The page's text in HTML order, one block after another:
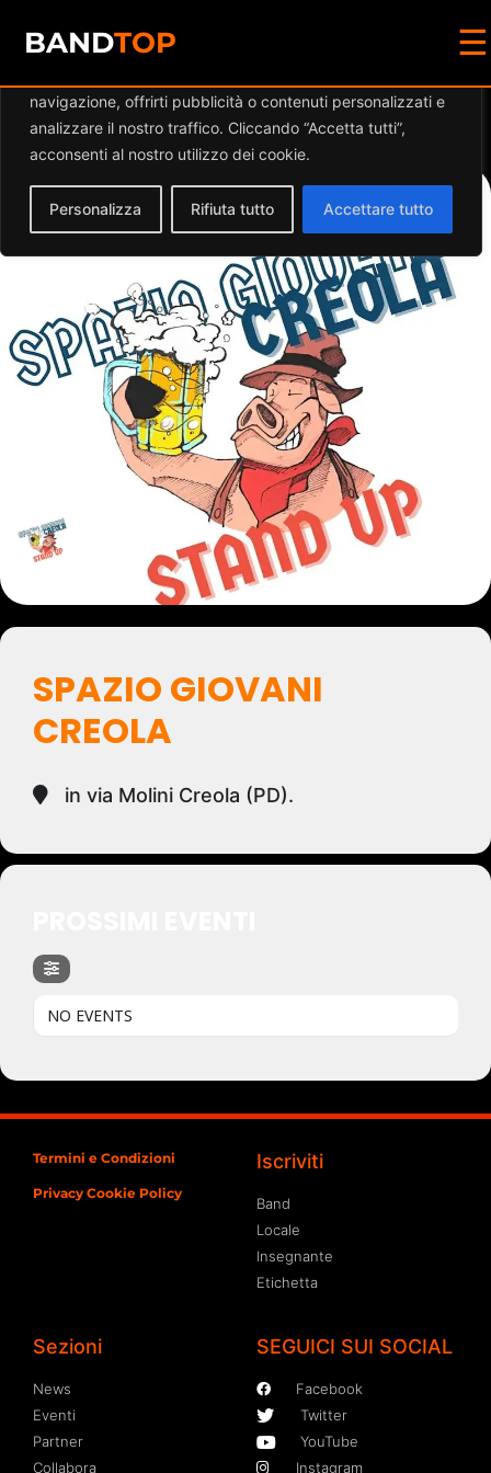
Diamo valore alla tua privacy
navigazione, offrirti pubblicità o contenuti personalizzati e
analizzare il nostro traffico. Cliccando “Accetta tutti”,
acconsenti al nostro utilizzo dei cookie.
Personalizza Rifiuta tutto Accettare tutto
BANDTOP ☰
Events at this location
SPAZIO GIOVANI
CREOLA
in via Molini Creola (PD).
NO EVENTS
Termini e Condizioni
Privacy Cookie Policy
Iscriviti
Band
Locale
Insegnante
Etichetta
Sezioni
News
Eventi
Partner
Collabora
SEGUICI SUI SOCIAL
Facebook
Twitter
YouTube
Instagram